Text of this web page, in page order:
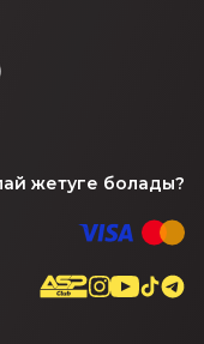
жетуге болады?